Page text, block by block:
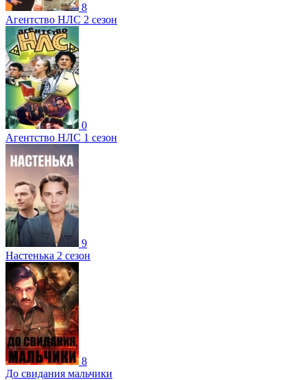
8
Агентство НЛС 2 сезон
0
Агентство НЛС 1 сезон
9
Настенька 2 сезон
8
До свидания мальчики